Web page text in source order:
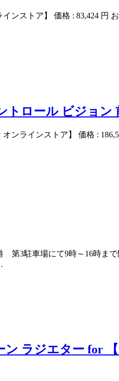
ストア】 価格 : 83,424 円
トロール ビジョ
ラインストア】 価格 :
3駐車場にて9時～16時ま
ラジエター for